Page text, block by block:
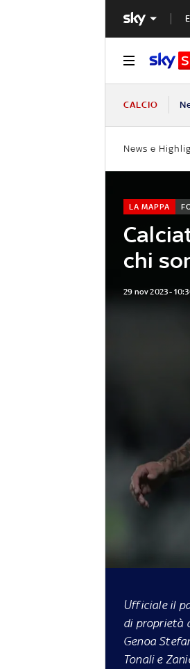
CALCIO
News e
chi
LA MAPPA
29 nov 2023 -
Ufficiale il
di proprietà
Genoa
Tonali e